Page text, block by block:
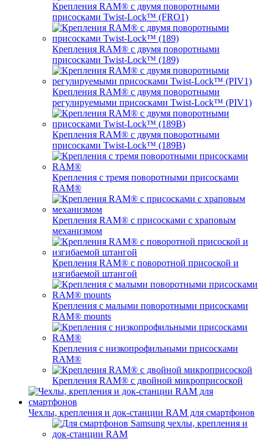
Крепления RAM® с двумя поворотными
присосками Twist-Lock™ (FRO1)
Крепления RAM® с двумя поворотными
присосками Twist-Lock™ (189)
Крепления RAM® с двумя поворотными
регулируемыми присосками Twist-Lock™ (PIV1)
Крепления RAM® с двумя поворотными
присосками Twist-Lock™ (189B)
Крепления с тремя поворотными присосками
RAM®
Крепления RAM® с присосками с храповым
механизмом
Крепления RAM® с поворотной присоской и
изгибаемой штангой
Крепления с малыми поворотными присосками
RAM® mounts
Крепления с низкопрофильными присосками
RAM®
Крепления RAM® с двойной микроприсоской
Чехлы, крепления и док-станции RAM для смартфонов